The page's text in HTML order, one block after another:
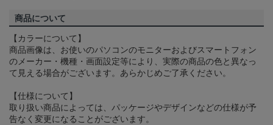
商品について
【カラーについて】
商品画像は、お使いのパソコンのモニターおよびスマートフォン
のメーカー・機種・画面設定等により、実際の商品の色と異なっ
て見える場合がございます。あらかじめご了承ください。
【仕様について】
取り扱い商品によっては、パッケージやデザインなどの仕様が予
告なく変更になることがございます。